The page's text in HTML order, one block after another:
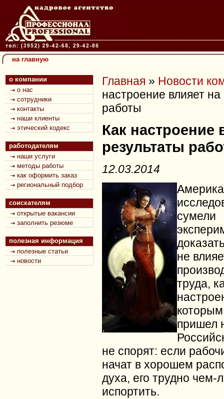
на главную
о компании
о нас
сотрудники
контакты
наши клиенты
этический кодекс
работодателям
наши услуги
методы работы
как оформить заказ
региональный подбор
соискателям
открытые вакансии
заполнить резюме
полезная информация
полезные статьи
новости
Главная » Новости
настроение влияет на
работы
Как настроение
результаты
12.03.2014
сумели
не
труда,
пришел
не спорят: если
начат в хорошем
духа, его трудно чем-
испортить.